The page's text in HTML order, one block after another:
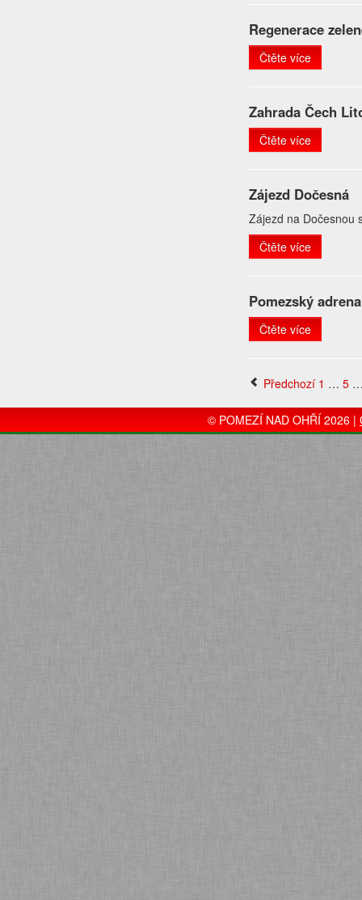
Regenerace
Čtěte více
Zahrada Čech
Čtěte více
Zájezd Dočesná
Zájezd na Dočesnou
Čtěte více
Pomezský
Čtěte více
Předchozí 1 … 5
© POMEZÍ NAD OHŘÍ 2026 |